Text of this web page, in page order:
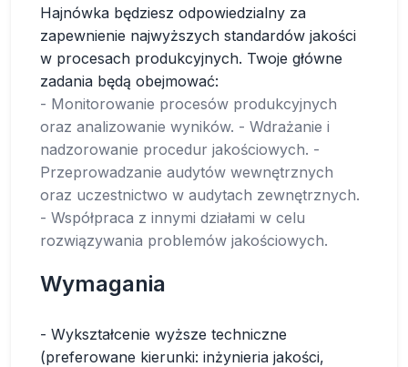
Hajnówka będziesz odpowiedzialny za
zapewnienie najwyższych standardów jakości
w procesach produkcyjnych. Twoje główne
zadania będą obejmować:
- Monitorowanie procesów produkcyjnych
oraz analizowanie wyników. - Wdrażanie i
nadzorowanie procedur jakościowych. -
Przeprowadzanie audytów wewnętrznych
oraz uczestnictwo w audytach zewnętrznych.
- Współpraca z innymi działami w celu
rozwiązywania problemów jakościowych.
Wymagania
- Wykształcenie wyższe techniczne
(preferowane kierunki: inżynieria jakości,